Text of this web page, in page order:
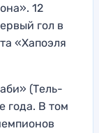
12
гол в
«Хапоэля
(Тель-
года. В том